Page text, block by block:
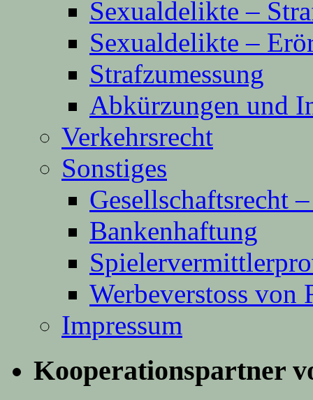
Sexualdelikte –
Sexualdelikte –
Strafzumessung
Abkürzungen und
Verkehrsrecht
Sonstiges
Gesellschaftsrecht
Bankenhaftung
Werbeverstoss von
Impressum
Kooperationspartner